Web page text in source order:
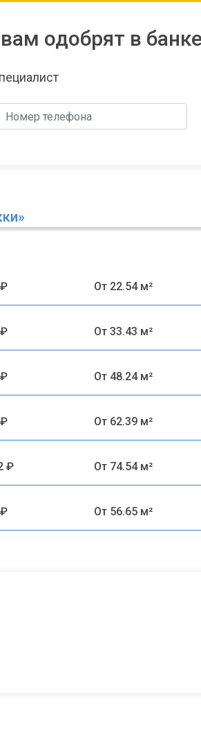
одобрят в банке
От 22.54 м²
От 33.43 м²
От 48.24 м²
От 62.39 м²
₽ От 74.54 м²
От 56.65 м²